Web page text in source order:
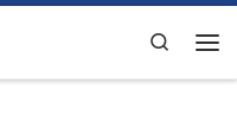
Search